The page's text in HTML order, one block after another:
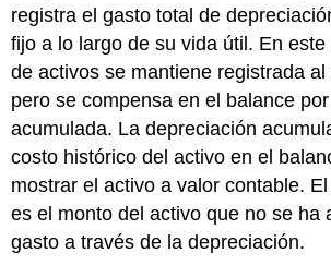
registra el gasto total de
fijo a lo largo de su vida útil. En
de activos se mantiene registrada
pero se compensa en el balance
acumulada. La depreciación
costo histórico del activo en el
mostrar el activo a valor contable.
es el monto del activo que no se ha
gasto a través de la depreciación.